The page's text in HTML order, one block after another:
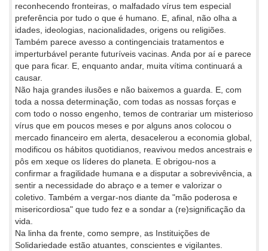
reconhecendo fronteiras, o malfadado vírus tem especial
preferência por tudo o que é humano. E, afinal, não olha a
idades, ideologias, nacionalidades, origens ou religiões.
Também parece avesso a contingenciais tratamentos e
imperturbável perante futuríveis vacinas. Anda por aí e parece
que para ficar. E, enquanto andar, muita vítima continuará a
causar.
Não haja grandes ilusões e não baixemos a guarda. E, com
toda a nossa determinação, com todas as nossas forças e
com todo o nosso engenho, temos de contrariar um misterioso
vírus que em poucos meses e por alguns anos colocou o
mercado financeiro em alerta, desacelerou a economia global,
modificou os hábitos quotidianos, reavivou medos ancestrais e
pôs em xeque os líderes do planeta. E obrigou-nos a
confirmar a fragilidade humana e a disputar a sobrevivência, a
sentir a necessidade do abraço e a temer e valorizar o
coletivo. Também a vergar-nos diante da "mão poderosa e
misericordiosa" que tudo fez e a sondar a (re)significação da
vida.
Na linha da frente, como sempre, as Instituições de
Solidariedade estão atuantes, conscientes e vigilantes.